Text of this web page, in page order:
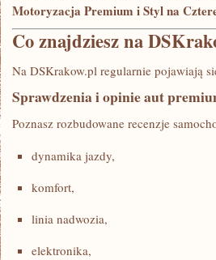
Motoryzacja Premium i Styl na
Co znajdziesz na
Na DSKrakow.pl regularnie pojawiają
Sprawdzenia i opinie aut
Poznasz rozbudowane recenzje
dynamika jazdy,
komfort,
linia nadwozia,
elektronika,